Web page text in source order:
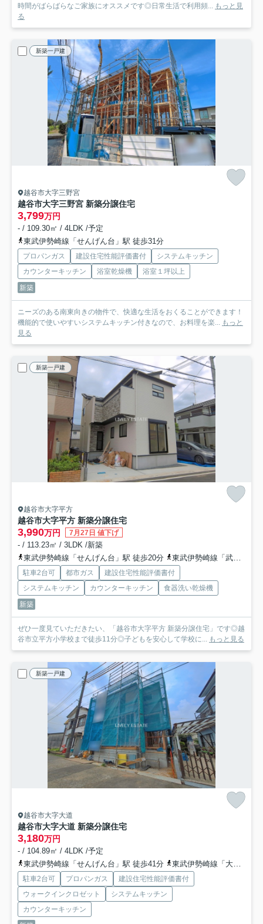
時間がばらばらなご家族にオススメです◎日常生活で利用頻...
もっと見
る
新築一戸建
越谷市大字三野宮
越谷市大字三野宮 新築分譲住宅
3,799万円
- / 109.30㎡ / 4LDK /予定
東武伊勢崎線「せんげん台」駅 徒歩31分
プロパンガス 建設住宅性能評価書付
システムキッチン
カウンターキッチン
浴室乾燥機
浴室１坪以上
新築
ニーズのある南東向きの物件で、快適な生活をおくることができます！
機能的で使いやすいシステムキッチン付きなので、お料理を楽...
もっと
見る
新築一戸建
越谷市大字平方
越谷市大字平方 新築分譲住宅
3,990万円 7月27日 値下げ
- / 113.23㎡ / 3LDK /新築
東武伊勢崎線「せんげん台」駅 徒歩20分
東武伊勢崎線「武里」駅 徒歩11分
駐車2台可 都市ガス
建設住宅性能評価書付
システムキッチン
カウンターキッチン
食器洗い乾燥機
新築
ぜひ一度見ていただきたい、「越谷市大字平方 新築分譲住宅」です◎越
谷市立平方小学校まで徒歩11分◎子どもを安心して学校に...
もっと見る
新築一戸建
越谷市大字大道
越谷市大字大道 新築分譲住宅
3,180万円
- / 104.89㎡ / 4LDK /予定
東武伊勢崎線「せんげん台」駅 徒歩41分
東武伊勢崎線「大袋」駅 徒歩32分
駐車2台可 プロパンガス
建設住宅性能評価書付
ウォークインクロゼット
システムキッチン
カウンターキッチン